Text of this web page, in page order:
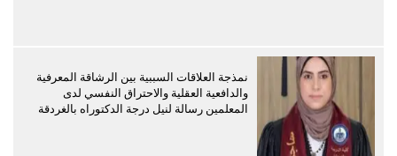
نمذجة العلاقات السببية بين الرشاقة المعرفية
والدافعية العقلية والاحتراق النفسي لدى
المعلمين رسالة لنيل درجة الدكتوراه بالغردقة